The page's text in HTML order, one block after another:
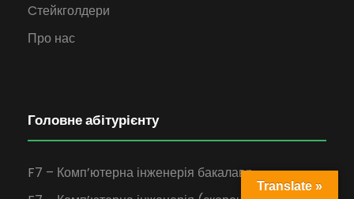
Cтейкголдери
Про нас
Головне абітурієнту
F7 – Комп’ютерна інженерія бакалавр
Translate »